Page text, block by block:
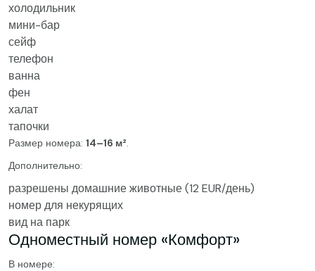
холодильник
мини-бар
сейф
телефон
ванна
фен
халат
тапочки
Размер номера: 14–16 м².
Дополнительно:
разрешены домашние животные (12 EUR/день)
номер для некурящих
вид на парк
Одноместный номер «Комфорт»
В номере: